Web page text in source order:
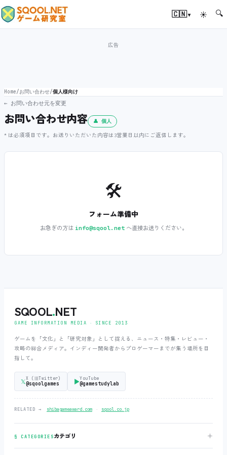
🇨🇳▾ ☀ 🔍
Home/お問い合わせ/個人様向け
← お問い合わせ元を変更
お問い合わせ内容 👤 個人
* は必須項目です。お送りいただいた内容は3営業日以内にご返信します。
🛠️
フォーム準備中
お急ぎの方は info@sqool.netへ直接お送りください。
SQOOL.NET
GAME INFORMATION MEDIA ‧ SINCE 2013
ゲームを「文化」と「研究対象」として捉える、ニュース・特集・レビュー・
攻略の総合メディア。インディー開発者からプロゲーマーまでが集う場所を目
指して。
𝕏X (旧Twitter)
@sqoolgames ▶YouTube
@gamestudylab
RELATED → shibagameaward.com ‧ sqool.co.jp
§ CATEGORIESカテゴリ ＋